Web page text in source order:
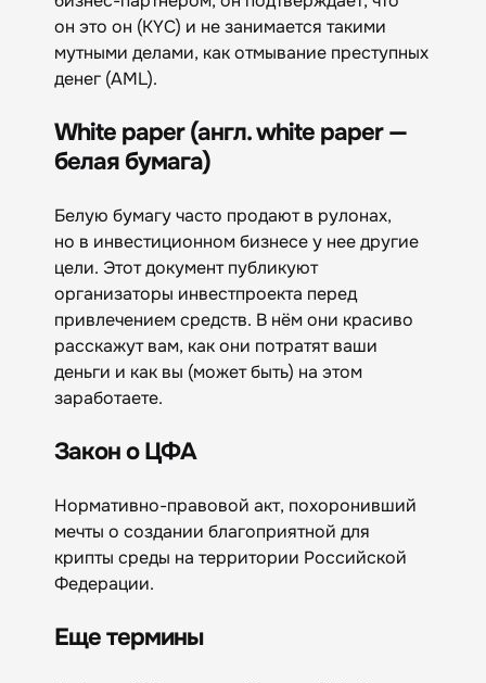
он это он (KYC) и не занимается такими
мутными делами, как отмывание преступных
денег (AML).
White paper (англ. white paper —
белая бумага)
Белую бумагу часто продают в рулонах,
но в инвестиционном бизнесе у нее другие
цели. Этот документ публикуют
организаторы инвестпроекта перед
привлечением средств. В нём они красиво
расскажут вам, как они потратят ваши
деньги и как вы (может быть) на этом
заработаете.
Закон о ЦФА
Нормативно-правовой акт, похоронивший
мечты о создании благоприятной для
крипты среды на территории Российской
Федерации.
Еще термины